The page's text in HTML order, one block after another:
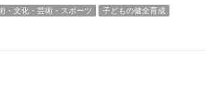
・文化・芸術・スポーツ 子どもの健全育成